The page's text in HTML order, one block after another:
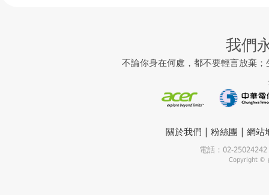
我們
不論你身在何處，都不要輕言放棄
關於我們 | 粉絲團 | 網站
電話：02-
Copyright ©